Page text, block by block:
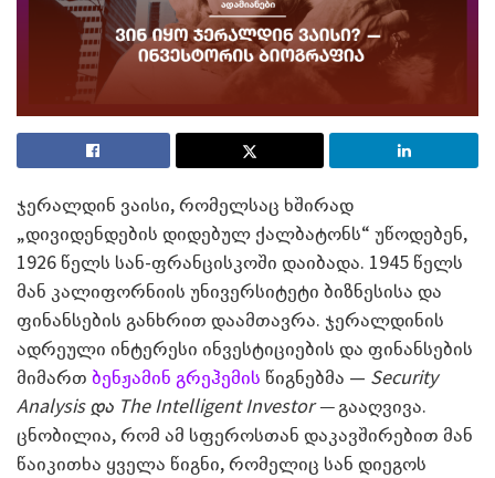
ჯერალდინ ვაისი, რომელსაც ხშირად
„დივიდენდების დიდებულ ქალბატონს“ უწოდებენ,
1926 წელს სან-ფრანცისკოში დაიბადა. 1945 წელს
მან კალიფორნიის უნივერსიტეტი ბიზნესისა და
ფინანსების განხრით დაამთავრა. ჯერალდინის
ადრეული ინტერესი ინვესტიციების და ფინანსების
მიმართ ბენჟამინ გრეჰემის წიგნებმა — Security
Analysis და The Intelligent Investor —გააღვივა.
ცნობილია, რომ ამ სფეროსთან დაკავშირებით მან
წაიკითხა ყველა წიგნი, რომელიც სან დიეგოს